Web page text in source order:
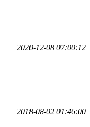
2020-12-08 07:00:12
2018-08-02 01:46:00